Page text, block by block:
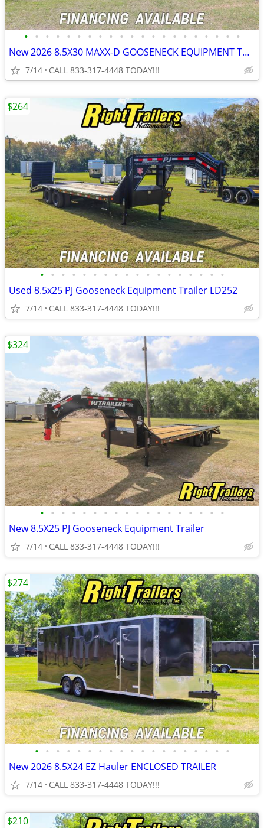
• • • • • • • • • • • • • • • • • • • • •
New 2026 8.5X30 MAXX-D GOOSENECK EQUIPMENT TRAILER
7/14 CALL 833-317-4448 TODAY!!!
• • • • • • • • • • • • • • • • • •
Used 8.5x25 PJ Gooseneck Equipment Trailer LD252
7/14 CALL 833-317-4448 TODAY!!!
$264
• • • • • • • • • • • • • • • • • •
New 8.5X25 PJ Gooseneck Equipment Trailer
7/14 CALL 833-317-4448 TODAY!!!
$324
• • • • • • • • • • • • • • • • • • •
New 2026 8.5X24 EZ Hauler ENCLOSED TRAILER
7/14 CALL 833-317-4448 TODAY!!!
$274
$210